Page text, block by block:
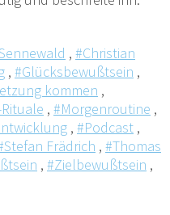
, #Christian
, #Glücksbewußtsein ,
kommen ,
, #Morgenroutine ,
, #Podcast ,
Frädrich , #Thomas
, #Zielbewußtsein ,